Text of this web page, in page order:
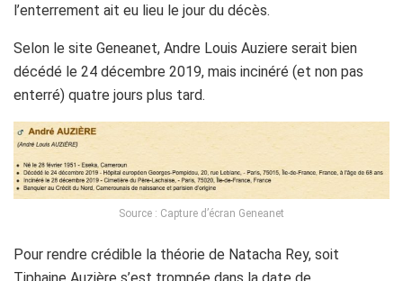
l’enterrement ait eu lieu le jour du décès.
Selon le site Geneanet, Andre Louis Auziere serait bien
décédé le 24 décembre 2019, mais incinéré (et non pas
enterré) quatre jours plus tard.
Source : Capture d’écran Geneanet
Pour rendre crédible la théorie de Natacha Rey, soit
Tiphaine Auzière s’est trompée dans la date de